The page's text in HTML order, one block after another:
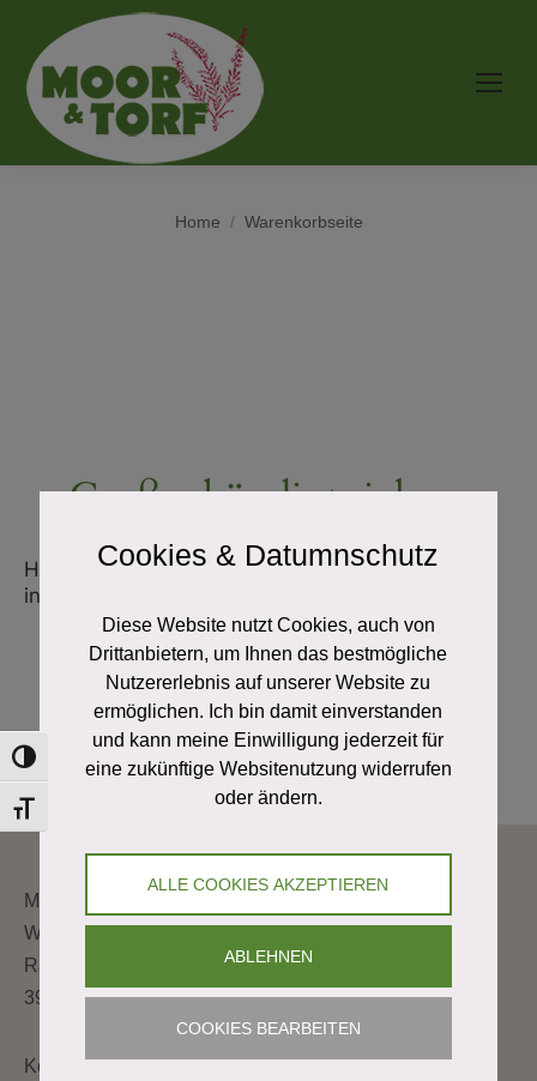
Toggle High Contrast
Toggle Font size
Home Warenkorbseite
Großes kündigt sich an
Hier bahnt sich etwas Großes an! Unser Shop ist
in Arbeit und wird bald veröffentlicht!
Moor & Torf
Weichselbaum Hubert
Rammelhof 18
3925 Arbesbach
Kontakt
Cookies & Datumnschutz
Diese Website nutzt Cookies, auch von
Drittanbietern, um Ihnen das bestmögliche
Nutzererlebnis auf unserer Website zu
ermöglichen. Ich bin damit einverstanden
und kann meine Einwilligung jederzeit für
eine zukünftige Websitenutzung widerrufen
oder ändern.
ALLE COOKIES AKZEPTIEREN
ABLEHNEN
COOKIES BEARBEITEN